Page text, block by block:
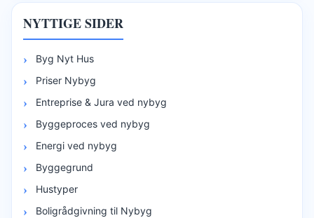
NYTTIGE SIDER
Byg Nyt Hus
Priser Nybyg
Entreprise & Jura ved nybyg
Byggeproces ved nybyg
Energi ved nybyg
Byggegrund
Hustyper
Boligrådgivning til Nybyg